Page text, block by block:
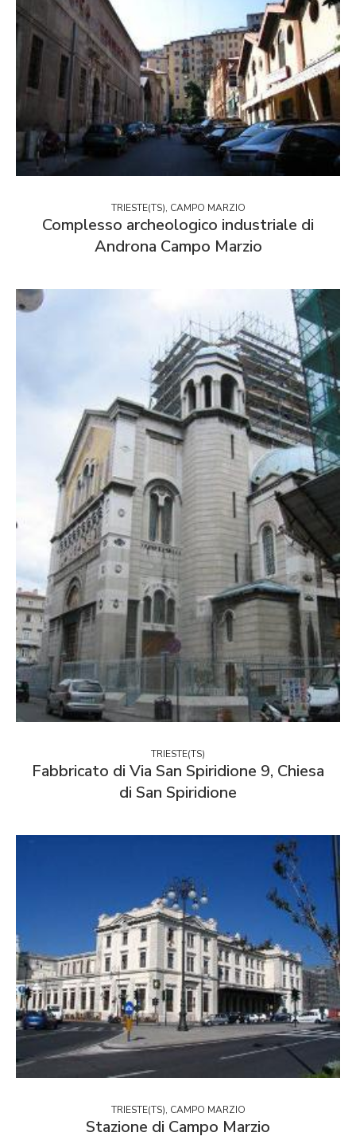
TRIESTE(TS), CAMPO MARZIO
Complesso archeologico industriale di
Androna Campo Marzio
TRIESTE(TS)
Fabbricato di Via San Spiridione 9, Chiesa
di San Spiridione
TRIESTE(TS), CAMPO MARZIO
Stazione di Campo Marzio